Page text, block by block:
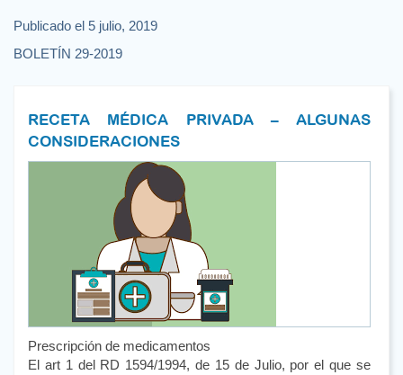
Publicado el 5 julio, 2019
BOLETÍN 29-2019
RECETA MÉDICA PRIVADA – ALGUNAS
CONSIDERACIONES
Prescripción de medicamentos
El art 1 del RD 1594/1994, de 15 de Julio, por el que se